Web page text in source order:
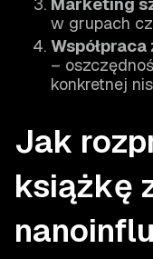
w grupach
–
konkretnej
Jak
książkę